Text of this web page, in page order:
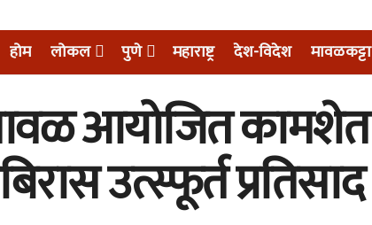
होम लोकल पुणे महाराष्ट्र देश-विदेश मावळकट्टा
मावळ आयोजित कामशेत
उत्स्फूर्त प्रतिसाद